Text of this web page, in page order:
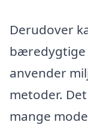
Derudover
bæredygtige
anvender
metoder.
mange